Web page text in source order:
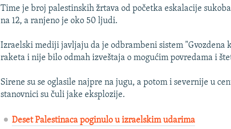
Time je broj palestinskih žrtava od početka eskalacije
na 12, a ranjeno je oko 50 ljudi.
Izraelski mediji javljaju da je odbrambeni sistem "Gvozdena
raketa i nije bilo odmah izveštaja o mogućim povredama i
Sirene su se oglasile najpre na jugu, a potom i severnije u
stanovnici su čuli jake eksplozije.
Deset Palestinaca poginulo u izraelskim udarima